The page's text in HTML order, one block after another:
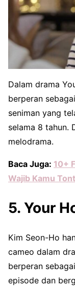
Dalam drama
berperan
seniman yang
selama 8 tahun.
melodrama.
Baca Juga: 10+
Wajib Kamu
5. Your
Kim Seon-Ho
cameo dalam
berperan
episode dan